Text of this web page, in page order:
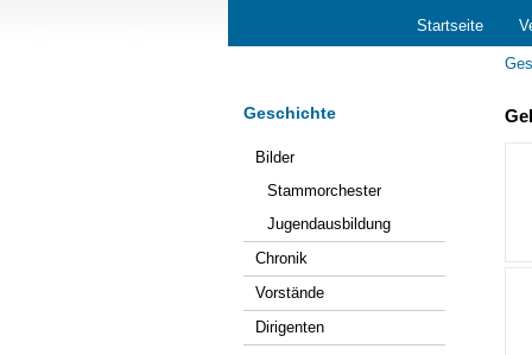
Startseite
Geschichte
Navigation
Bilder
Stammorchester
Jugendausbildung
Chronik
Vorstände
Dirigenten